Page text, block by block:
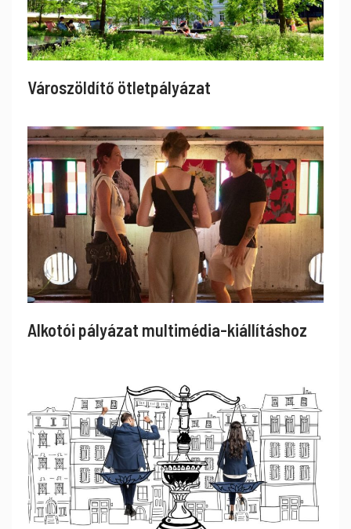
Városzöldítő ötletpályázat
Alkotói pályázat multimédia-kiállításhoz